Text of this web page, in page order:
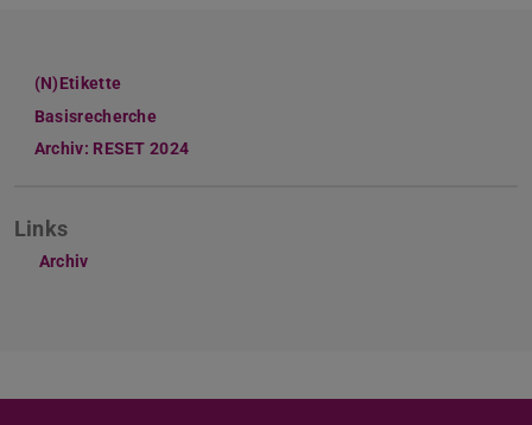
(N)Etikette
Basisrecherche
Archiv: RESET 2024
Links
Archiv